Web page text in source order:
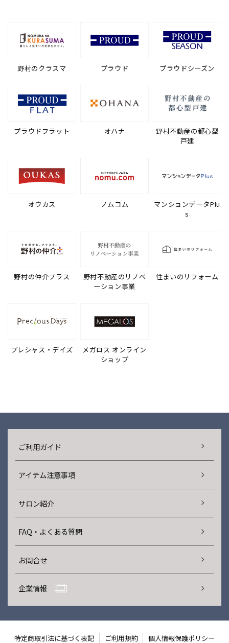
野村のクラスマ プラウド プラウドシーズン
プラウドフラット オハナ
野村不動産の都心型
戸建
オウカス ノムコム
マンションデータPlu
s
野村の仲介プラス
野村不動産のリノベ
ーション事業
住まいのリフォーム
プレシャス・デイズ
メガロス オンライン
ショップ
ご利用ガイド
アイテム注意事項
サロン紹介
FAQ・よくある質問
お問合せ
企業情報
特定商取引法に基づく表記 ご利用規約 個人情報保護ポリシー